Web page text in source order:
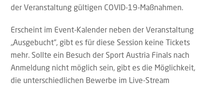
der Veranstaltung gültigen COVID-19-Maßnahmen.
Erscheint im Event-Kalender neben der Veranstaltung
„Ausgebucht“, gibt es für diese Session keine Tickets
mehr. Sollte ein Besuch der Sport Austria Finals nach
Anmeldung nicht möglich sein, gibt es die Möglichkeit,
die unterschiedlichen Bewerbe im Live-Stream